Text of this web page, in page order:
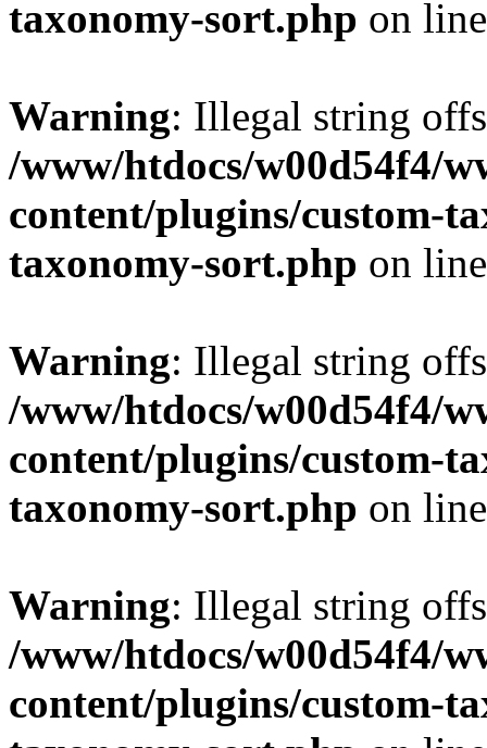
taxonomy-sort.php on
Warning: Illegal string
/www/htdocs/w00d54f4/
content/plugins/custom-
taxonomy-sort.php on
Warning: Illegal string
/www/htdocs/w00d54f4/
content/plugins/custom-
taxonomy-sort.php on
Warning: Illegal string
/www/htdocs/w00d54f4/
content/plugins/custom-